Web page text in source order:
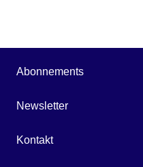
Abonnements
Newsletter
Kontakt